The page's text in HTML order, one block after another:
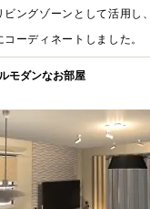
ングゾーンとして活用し
ーディネートしました。
モダンなお部屋